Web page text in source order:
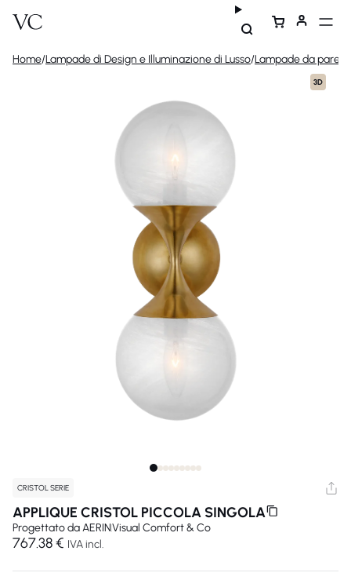
Home/Lampade di Design e Illuminazione di Lusso/Lampade da
3D
CRISTOL SERIE
APPLIQUE CRISTOL PICCOLA SINGOLA
Progettato daAERINVisual Comfort & Co
767.38 € IVA incl.